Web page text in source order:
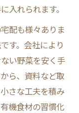
入れられます。
配も様々ありま
す。会社により
い野菜を安く手
ら、資料など取
さな工夫を積み
機食材の習慣化